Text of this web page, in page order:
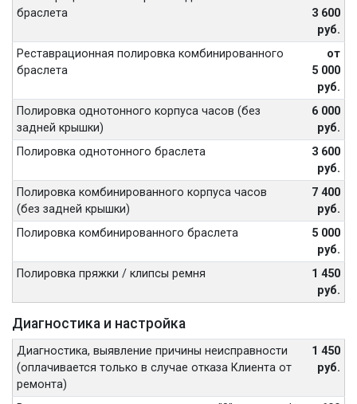
браслета
3 600
руб.
Реставрационная полировка комбинированного
браслета
от
5 000
руб.
Полировка однотонного корпуса часов (без
задней крышки)
6 000
руб.
Полировка однотонного браслета
3 600
руб.
Полировка комбинированного корпуса часов
(без задней крышки)
7 400
руб.
Полировка комбинированного браслета
5 000
руб.
Полировка пряжки / клипсы ремня
1 450
руб.
Диагностика и настройка
Диагностика, выявление причины неисправности
(оплачивается только в случае отказа Клиента от
ремонта)
1 450
руб.